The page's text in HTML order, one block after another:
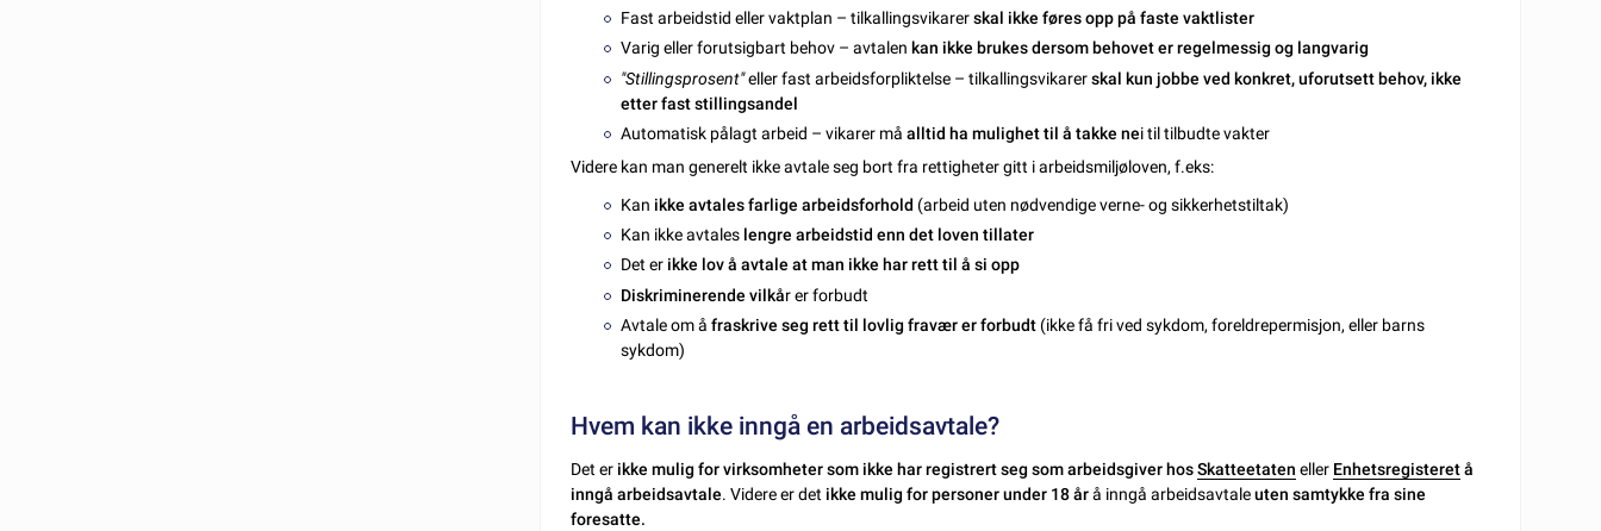
Fast arbeidstid eller vaktplan – tilkallingsvikarerskal ikke føres opp på faste vaktlister
Varig eller forutsigbart behov – avtalen kan ikke brukes dersom behovet er regelmessig og langvarig
"Stillingsprosent"eller fast arbeidsforpliktelse – tilkallingsvikarerskal kun jobbe ved konkret, uforutsett behov, ikke
etter fast stillingsandel
Automatisk pålagt arbeid – vikarer måalltid ha mulighet til å takke nei til tilbudte vakter
Videre kan man generelt ikke avtale seg bort fra rettigheter gitt i arbeidsmiljøloven, f.eks:
Kan ikke avtales farlige arbeidsforhold (arbeid uten nødvendige verne- og sikkerhetstiltak)
Kan ikke avtales lengre arbeidstid enn det loven tillater
Det er ikke lov å avtale at man ikke har rett til å si opp
Diskriminerende vilkår er forbudt
Avtale om åfraskrive seg rett til lovlig fravær er forbudt (ikke få fri ved sykdom, foreldrepermisjon, eller barns
sykdom)
Hvem kan ikke inngå en arbeidsavtale?
Det er ikke mulig for virksomheter som ikke har registrert seg som arbeidsgiver hosSkatteetaten eller Enhetsregisteretå
inngå arbeidsavtale. Videre er det ikke mulig for personer under 18 årå inngå arbeidsavtaleuten samtykke fra sine
foresatte.